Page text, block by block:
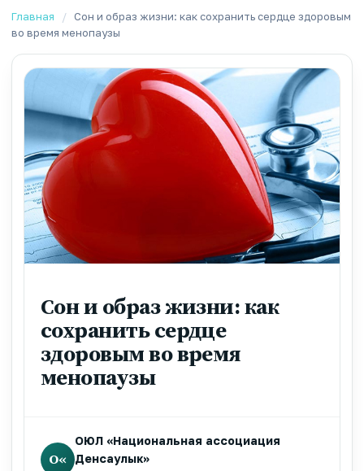
Главная / Сон и образ жизни: как сохранить сердце здоровым
во время менопаузы
Сон и образ жизни: как
сохранить сердце
здоровым во время
менопаузы
О«
ОЮЛ «Национальная ассоциация
Денсаулык»